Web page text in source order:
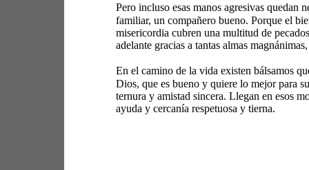
Pero incluso esas manos agresivas quedan
familiar, un compañero bueno. Porque el
misericordia cubren una multitud de
adelante gracias a tantas almas
En el camino de la vida existen bálsamos
Dios, que es bueno y quiere lo mejor para
ternura y amistad sincera. Llegan en esos
ayuda y cercanía respetuosa y tierna.